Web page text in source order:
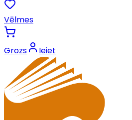
Vēlmes
Grozs Ieiet